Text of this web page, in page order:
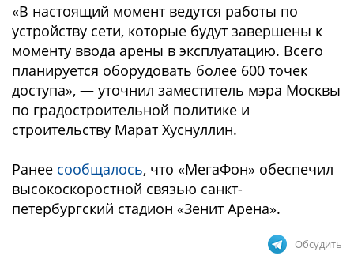
«В настоящий момент ведутся работы по
устройству сети, которые будут завершены к
моменту ввода арены в эксплуатацию. Всего
планируется оборудовать более 600 точек
доступа», — уточнил заместитель мэра Москвы
по градостроительной политике и
строительству Марат Хуснуллин.
Ранее сообщалось, что «МегаФон» обеспечил
высокоскоростной связью санкт-
петербургский стадион «Зенит Арена».
Обсудить